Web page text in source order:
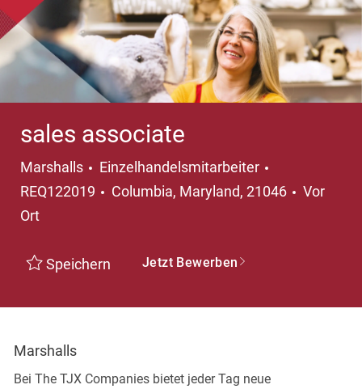
sales associate
Marshalls Kategorie
Einzelhandelsmitarbeiter
REQ122019
Ort
Columbia, Maryland, 21046
Vor
Ort
Speichern Jetzt Bewerben
Marshalls
Bei The TJX Companies bietet jeder Tag neue